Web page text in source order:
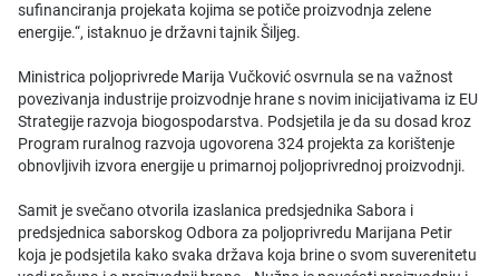
sufinanciranja projekata kojima se potiče proizvodnja zelene
energije.“, istaknuo je državni tajnik Šiljeg.
Ministrica poljoprivrede Marija Vučković osvrnula se na važnost
povezivanja industrije proizvodnje hrane s novim inicijativama iz EU
Strategije razvoja biogospodarstva. Podsjetila je da su dosad kroz
Program ruralnog razvoja ugovorena 324 projekta za korištenje
obnovljivih izvora energije u primarnoj poljoprivrednoj proizvodnji.
Samit je svečano otvorila izaslanica predsjednika Sabora i
predsjednica saborskog Odbora za poljoprivredu Marijana Petir
koja je podsjetila kako svaka država koja brine o svom suverenitetu